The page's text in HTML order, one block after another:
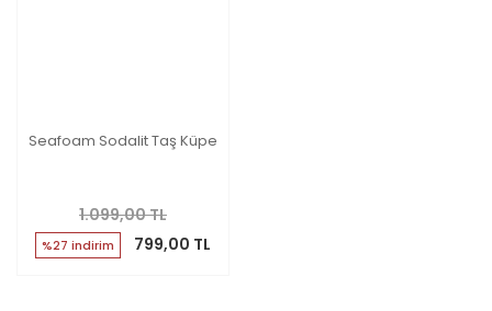
Seafoam Sodalit Taş Küpe
1.099,00 TL
%27 indirim 799,00 TL